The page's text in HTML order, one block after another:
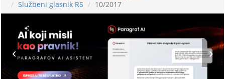
Službeni glasnik RS
10/2017